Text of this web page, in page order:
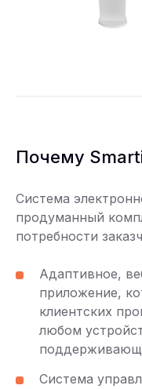
Почему
Система
продуманный
потребности
Адаптивное,
приложение,
клиентских
любом
Система